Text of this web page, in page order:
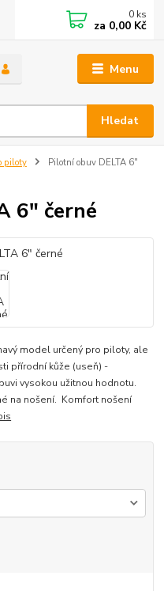
Menu
Hledat
0 ks
za 0,00 Kč
piloty
Pilotní obuv DELTA 6"
6" černé
model určený pro piloty, ale
přírodní kůže (useň) -
vysokou užitnou hodnotu.
na nošení. Komfort nošení